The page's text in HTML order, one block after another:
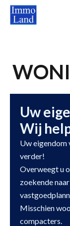
Uw
Wij
Uw eigendom
verder!
Overweegt u
zoekende
Misschien
compacters.